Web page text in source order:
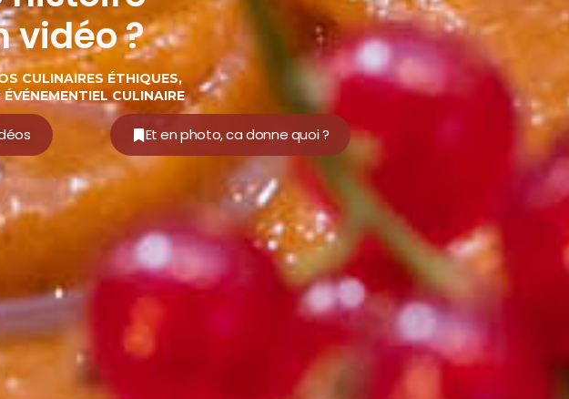
vidéo ?
CULINAIRES ÉTHIQUES,
CULINAIRE
Et en photo, ca donne quoi ?